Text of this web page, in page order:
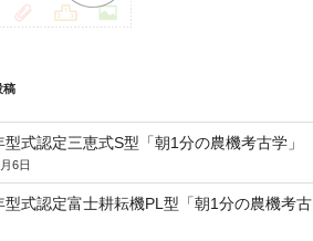
稿
型式認定三恵式S型「朝1分の農機考古学」
6日
型式認定富士耕耘機PL型「朝1分の農機考古